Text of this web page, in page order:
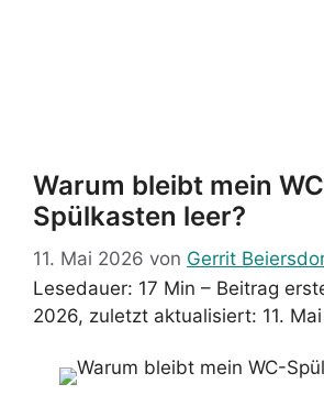
Warum bleibt mein
Spülkasten leer?
11. Mai 2026 von Gerrit
Lesedauer: 17 Min – Beitrag
2026, zuletzt aktualisiert: 11.